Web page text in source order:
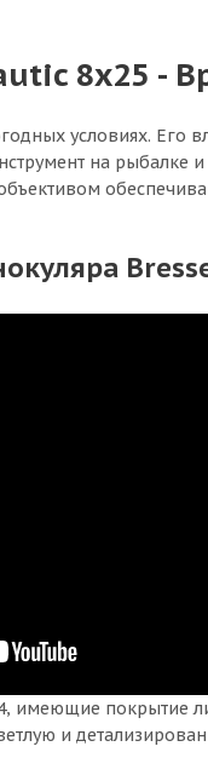
8x25 -
условиях. Его
на рыбалке
имеющие покрытие
и